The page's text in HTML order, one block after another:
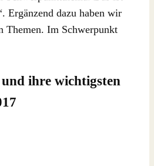
Ergänzend dazu haben wir
Themen. Im Schwerpunkt
ihre wichtigsten